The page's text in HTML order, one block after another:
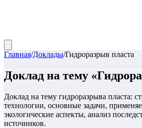
Главная/Доклады/Гидроразрыв пласта
Доклад на тему «
Доклад на тему гидроразрыва пласта:
технологии, основные задачи,
экологические аспекты, анализ
источников.